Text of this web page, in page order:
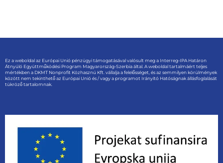
Ez a weboldal az Európai Unió pénzügyi támogatásával valósult meg a Interreg-IPA Határon
Átnyúló Együttműködési Program Magyarország-Szerbia által. A weboldal tartalmáért teljes
mértékben a DKMT Nonprofit Közhasznú Kft. vállalja a felelősséget, és az semmilyen körülmények
között nem tekinthető az Európai Unió és / vagy a programot Irányító Hatóságnak állásfoglalását
tükröző tartalomnak.